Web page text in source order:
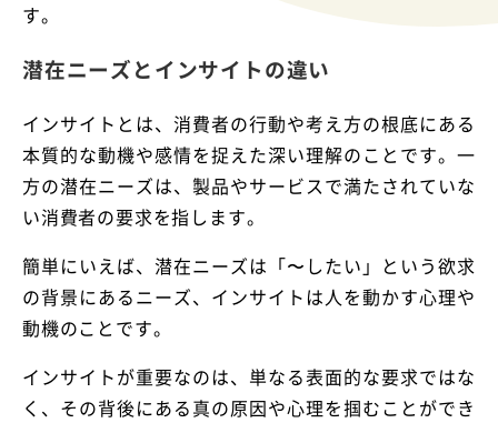
す。
潜在ニーズとインサイトの違い
インサイトとは、消費者の行動や考え方の根底にある
本質的な動機や感情を捉えた深い理解のことです。一
方の潜在ニーズは、製品やサービスで満たされていな
い消費者の要求を指します。
簡単にいえば、潜在ニーズは「〜したい」という欲求
の背景にあるニーズ、インサイトは人を動かす心理や
動機のことです。
インサイトが重要なのは、単なる表面的な要求ではな
く、その背後にある真の原因や心理を掴むことができ